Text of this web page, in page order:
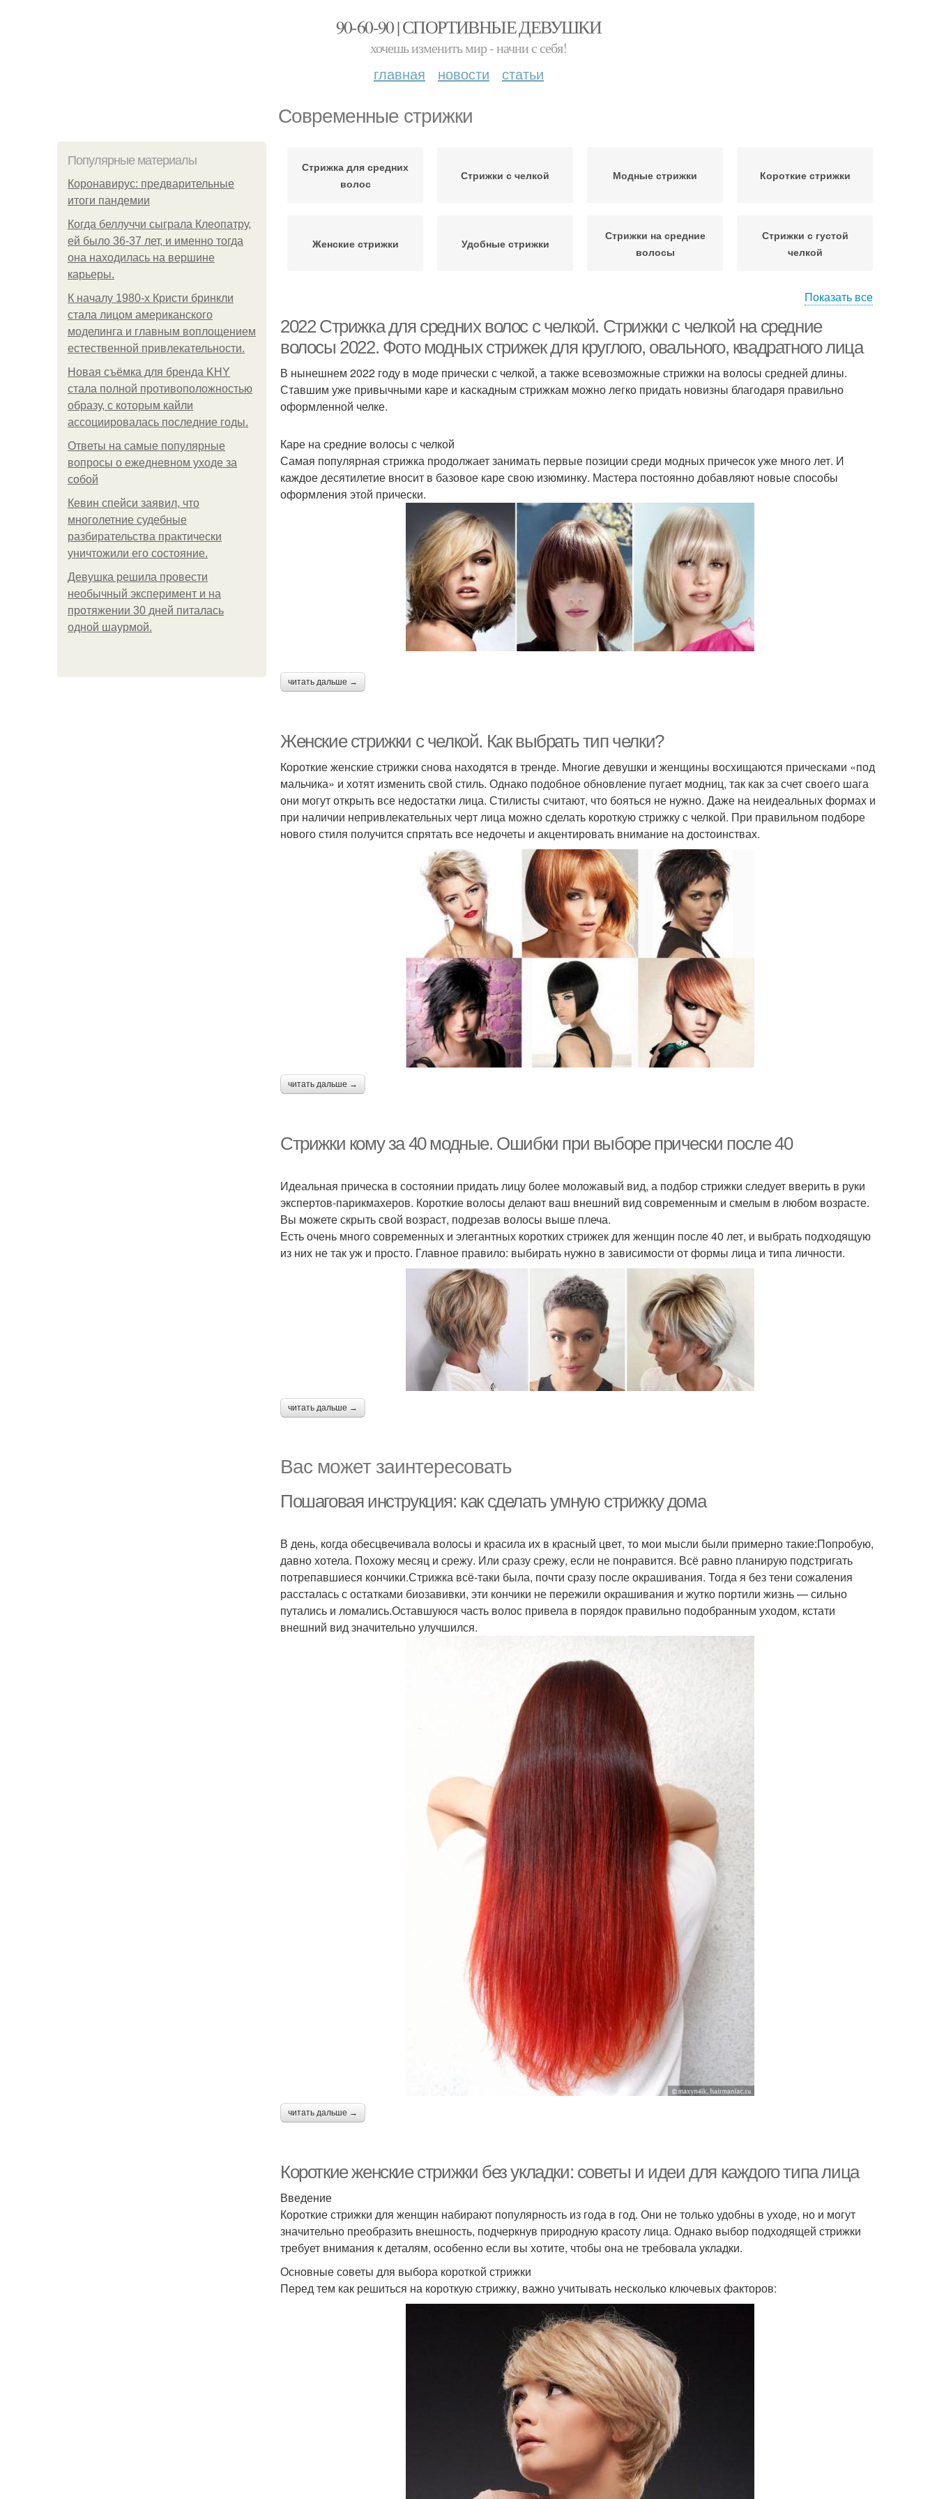
90-60-90 | СПОРТИВНЫЕ ДЕВУШКИ
хочешь изменить мир - начни с себя!
главная новости статьи
Современные стрижки
Популярные материалы
Коронавирус: предварительные
итоги пандемии
Когда беллуччи сыграла Клеопатру,
ей было 36-37 лет, и именно тогда
она находилась на вершине
карьеры.
К началу 1980-х Кристи бринкли
стала лицом американского
моделинга и главным воплощением
естественной привлекательности.
Новая съёмка для бренда KHY
стала полной противоположностью
образу, с которым кайли
ассоциировалась последние годы.
Ответы на самые популярные
вопросы о ежедневном уходе за
собой
Кевин спейси заявил, что
многолетние судебные
разбирательства практически
уничтожили его состояние.
Девушка решила провести
необычный эксперимент и на
протяжении 30 дней питалась
одной шаурмой.
Стрижка для средних
волос
Стрижки с челкой Модные стрижки Короткие стрижки
Женские стрижки Удобные стрижки
Стрижки на средние
волосы
Стрижки с густой
челкой
челками
Стрижки на длинные
волосы
Показать все
2022 Стрижка для средних волос с челкой. Стрижки с челкой на средние
волосы 2022. Фото модных стрижек для круглого, овального, квадратного лица
В нынешнем 2022 году в моде прически с челкой, а также всевозможные стрижки на волосы средней длины.
Ставшим уже привычными каре и каскадным стрижкам можно легко придать новизны благодаря правильно
оформленной челке.
Каре на средние волосы с челкой
Самая популярная стрижка продолжает занимать первые позиции среди модных причесок уже много лет. И
каждое десятилетие вносит в базовое каре свою изюминку. Мастера постоянно добавляют новые способы
оформления этой прически.
читать дальше →
Женские стрижки с челкой. Как выбрать тип челки?
Короткие женские стрижки снова находятся в тренде. Многие девушки и женщины восхищаются прическами «под
мальчика» и хотят изменить свой стиль. Однако подобное обновление пугает модниц, так как за счет своего шага
они могут открыть все недостатки лица. Стилисты считают, что бояться не нужно. Даже на неидеальных формах и
при наличии непривлекательных черт лица можно сделать короткую стрижку с челкой. При правильном подборе
нового стиля получится спрятать все недочеты и акцентировать внимание на достоинствах.
читать дальше →
Стрижки кому за 40 модные. Ошибки при выборе прически после 40
Идеальная прическа в состоянии придать лицу более моложавый вид, а подбор стрижки следует вверить в руки
экспертов-парикмахеров. Короткие волосы делают ваш внешний вид современным и смелым в любом возрасте.
Вы можете скрыть свой возраст, подрезав волосы выше плеча.
Есть очень много современных и элегантных коротких стрижек для женщин после 40 лет, и выбрать подходящую
из них не так уж и просто. Главное правило: выбирать нужно в зависимости от формы лица и типа личности.
читать дальше →
Вас может заинтересовать
Пошаговая инструкция: как сделать умную стрижку дома
В день, когда обесцвечивала волосы и красила их в красный цвет, то мои мысли были примерно такие:Попробую,
давно хотела. Похожу месяц и срежу. Или сразу срежу, если не понравится. Всё равно планирую подстригать
потрепавшиеся кончики.Стрижка всё-таки была, почти сразу после окрашивания. Тогда я без тени сожаления
рассталась с остатками биозавивки, эти кончики не пережили окрашивания и жутко портили жизнь — сильно
путались и ломались.Оставшуюся часть волос привела в порядок правильно подобранным уходом, кстати
внешний вид значительно улучшился.
читать дальше →
Короткие женские стрижки без укладки: советы и идеи для каждого типа лица
Введение
Короткие стрижки для женщин набирают популярность из года в год. Они не только удобны в уходе, но и могут
значительно преобразить внешность, подчеркнув природную красоту лица. Однако выбор подходящей стрижки
требует внимания к деталям, особенно если вы хотите, чтобы она не требовала укладки.
Основные советы для выбора короткой стрижки
Перед тем как решиться на короткую стрижку, важно учитывать несколько ключевых факторов: